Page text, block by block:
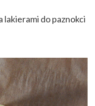
lakierami do paznokci